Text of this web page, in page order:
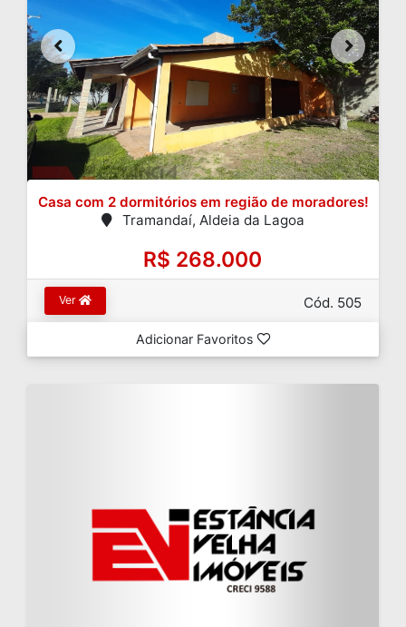
Casa com 2 dormitórios em região de moradores!
Tramandaí, Aldeia da Lagoa
R$ 268.000
Ver Cód. 505
Adicionar Favoritos